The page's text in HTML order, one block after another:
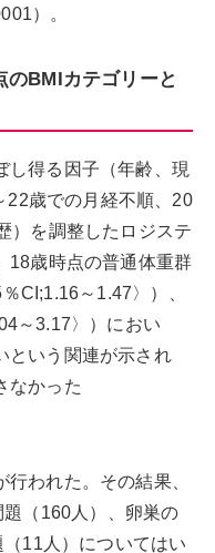
）。
のBMIカテゴリーと
し得る因子（年齢、現
22歳での月経不順、20
）を調整したロジステ
18歳時点の普通体重群
CI;1.16～1.47〉）、
～3.17〉）におい
という関連が示され
なかった
われた。その結果、
（160人）、卵巣の
11人）についてはい